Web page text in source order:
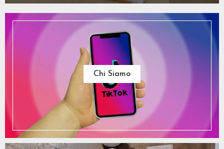
Chi Siamo